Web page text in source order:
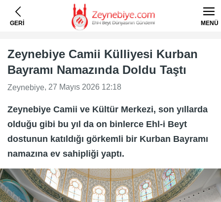
GERİ MENÜ
Zeynebiye Camii Külliyesi Kurban
Bayramı Namazında Doldu Taştı
Zeynebiye, 27 Mayıs 2026 12:18
Zeynebiye Camii ve Kültür Merkezi, son yıllarda
olduğu gibi bu yıl da on binlerce Ehl-i Beyt
dostunun katıldığı görkemli bir Kurban Bayramı
namazına ev sahipliği yaptı.